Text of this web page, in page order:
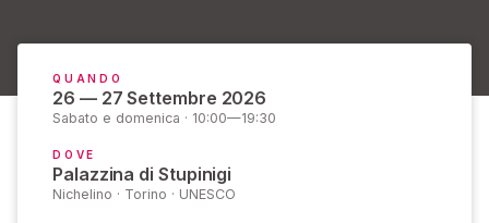
QUANDO
26 — 27 Settembre 2026
Sabato e domenica · 10:00—19:30
DOVE
Palazzina di Stupinigi
Nichelino · Torino · UNESCO